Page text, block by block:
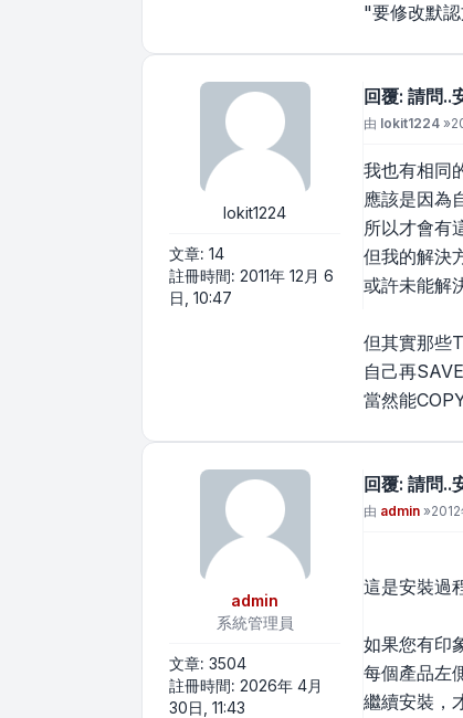
"要修改默
lokit1224
文章: 14
註冊時間: 2011年 12月 6
日, 10:47
回覆: 請問..
文章
由 lokit1224 »
我也有相同
應該是因為
所以才會有
但我的解決
或許未能解
但其實那些
自己再
當然能
admin
系統管理員
文章: 3504
註冊時間: 2026年 4月
30日, 11:43
回覆: 請問..
文章
由 admin »
這是安裝過
如果您有印
每個產品左
繼續安裝，